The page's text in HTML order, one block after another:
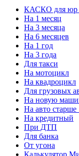
КАСКО для юр
На 1 месяц
На 3 месяца
На 6 месяцев
На 1 год
На 3 года
Для такси
На мотоцикл
На квадроцикл
Для грузовых
На новую
На авто старше
На кредитный
При ДТП
Для банка
От угона
Калькулятор